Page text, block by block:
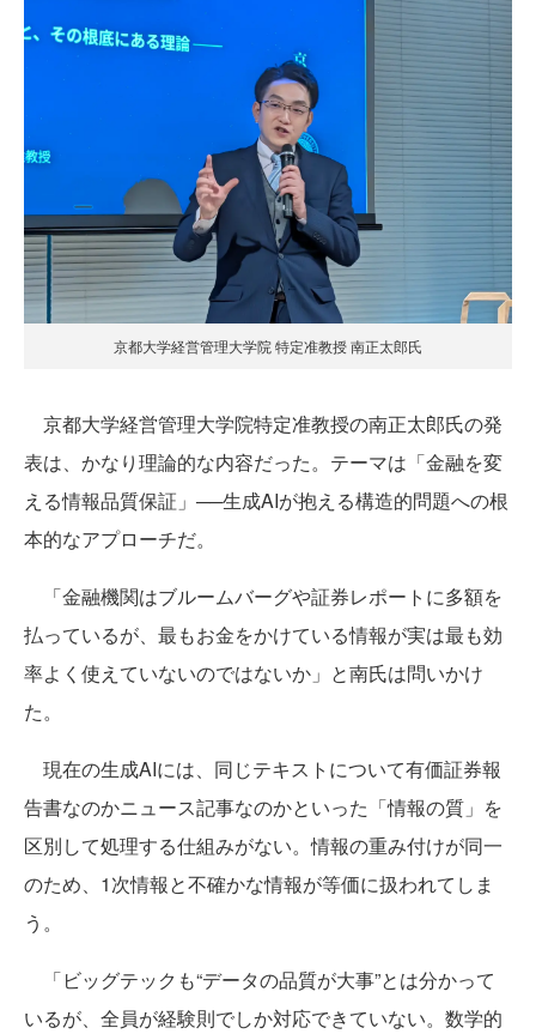
京都大学経営管理大学院 特定准教授 南正太郎氏
京都大学経営管理大学院特定准教授の南正太郎氏の発
表は、かなり理論的な内容だった。テーマは「金融を変
える情報品質保証」──生成AIが抱える構造的問題への根
本的なアプローチだ。
「金融機関はブルームバーグや証券レポートに多額を
払っているが、最もお金をかけている情報が実は最も効
率よく使えていないのではないか」と南氏は問いかけ
た。
現在の生成AIには、同じテキストについて有価証券報
告書なのかニュース記事なのかといった「情報の質」を
区別して処理する仕組みがない。情報の重み付けが同一
のため、1次情報と不確かな情報が等価に扱われてしま
う。
「ビッグテックも“データの品質が大事”とは分かって
いるが、全員が経験則でしか対応できていない。数学的